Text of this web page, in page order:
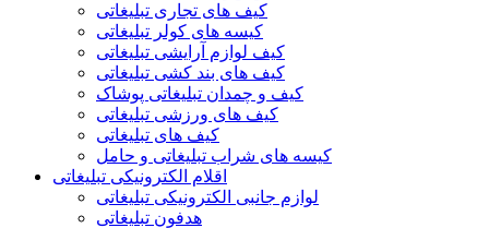
کیف های تجاری تبلیغاتی
کیسه های کولر تبلیغاتی
کیف لوازم آرایشی تبلیغاتی
کیف های بند کشی تبلیغاتی
کیف و چمدان تبلیغاتی پوشاک
کیف های ورزشی تبلیغاتی
کیف های تبلیغاتی
کیسه های شراب تبلیغاتی و حامل
اقلام الکترونیکی تبلیغاتی
لوازم جانبی الکترونیکی تبلیغاتی
هدفون تبلیغاتی